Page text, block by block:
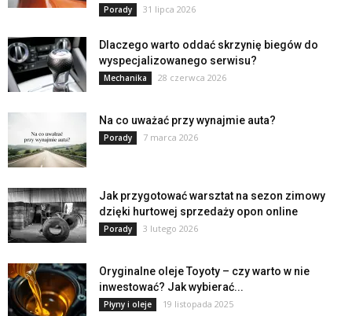
Porady 31 lipca 2026
Dlaczego warto oddać skrzynię biegów do
wyspecjalizowanego serwisu?
Mechanika 28 czerwca 2026
Na co uważać przy wynajmie auta?
Porady 7 marca 2026
Jak przygotować warsztat na sezon zimowy
dzięki hurtowej sprzedaży opon online
Porady 3 lutego 2026
Oryginalne oleje Toyoty – czy warto w nie
inwestować? Jak wybierać...
Płyny i oleje 19 listopada 2025